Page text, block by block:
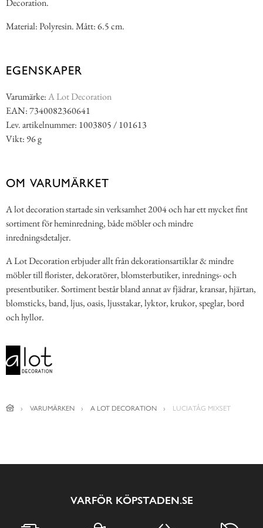
Decoration.
Material: Polyresin. Mått: 6.5 cm.
EGENSKAPER
Varumärke:A Lot Decoration
EAN: 7340082360641
Lev. artikelnummer: 1003805 / 101613
Vikt: 96 g
OM VARUMÄRKET
A lot decoration startade sin verksamhet 2004 och har ett mycket fint
sortiment för heminredning, både möbler och mindre
inredningsdetaljer.
A Lot Decoration erbjuder allt från dekorationsartiklar & mindre
möbler till florister, dekoratörer, blomsterbutiker, inrednings- och
presentbutiker. Sortiment består bland annat av fjädrar, kransar, hjärtan,
blomsticks, band, ljus, oasis, ljusstakar, lyktor, krukor, speglar, bord
och hyllor.
VARUMÄRKEN A LOT DECORATION LUCIATÅG MIXSET
VARFÖR KÖPSTADEN.SE